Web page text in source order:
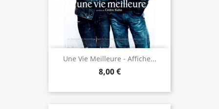
Une Vie Meilleure - Affiche...
8,00 €